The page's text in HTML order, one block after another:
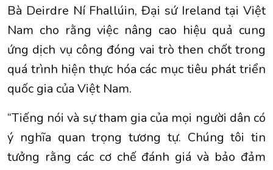
Bà Deirdre Ní Fhallúin, Đại sứ Ireland tại Việt
Nam cho rằng việc nâng cao hiệu quả cung
ứng dịch vụ công đóng vai trò then chốt trong
quá trình hiện thực hóa các mục tiêu phát triển
quốc gia của Việt Nam.
“Tiếng nói và sự tham gia của mọi người dân có
ý nghĩa quan trọng tương tự. Chúng tôi tin
tưởng rằng các cơ chế đánh giá và bảo đảm